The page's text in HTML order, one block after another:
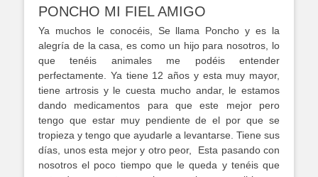
PONCHO MI FIEL AMIGO
Ya muchos le conocéis, Se llama Poncho y es la
alegría de la casa, es como un hijo para nosotros, lo
que tenéis animales me podéis entender
perfectamente. Ya tiene 12 años y esta muy mayor,
tiene artrosis y le cuesta mucho andar, le estamos
dando medicamentos para que este mejor pero
tengo que estar muy pendiente de el por que se
tropieza y tengo que ayudarle a levantarse. Tiene sus
días, unos esta mejor y otro peor, Esta pasando con
nosotros el poco tiempo que le queda y tenéis que